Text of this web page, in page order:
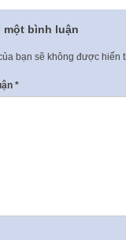
một bình luận
bạn sẽ không được hiển
*